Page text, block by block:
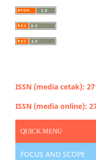
ISSN (media cetak):
ISSN (media online):
QUICK MENU
FOCUS AND SCOPE